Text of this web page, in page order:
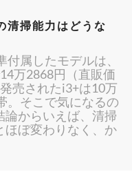
清掃能力はどうな
属したモデルは、
万2868円（直販価
売されたi3+は10万
。そこで気になるの
からいえば、清掃
ほぼ変わりなく、か